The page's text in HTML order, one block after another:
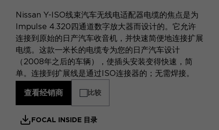
Nissan Y-ISO线束汽车无线电适配器电缆的焦点是为
Impulse 4.320四通道数字放大器而设计的。它允许
连接到原始的日产汽车收音机，并快速简便地连接扩展
电缆。这款一米长的电缆专为您的日产汽车设计
（2008年之后的车辆），使插头安装变得快速，简
单。连接到扩展线是通过ISO连接器的；无需焊接。
查看经销商 比较
FOCAL INSIDE 目录